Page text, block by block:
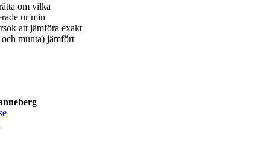
om vilka
ur min
att jämföra exakt
munta) jämfört